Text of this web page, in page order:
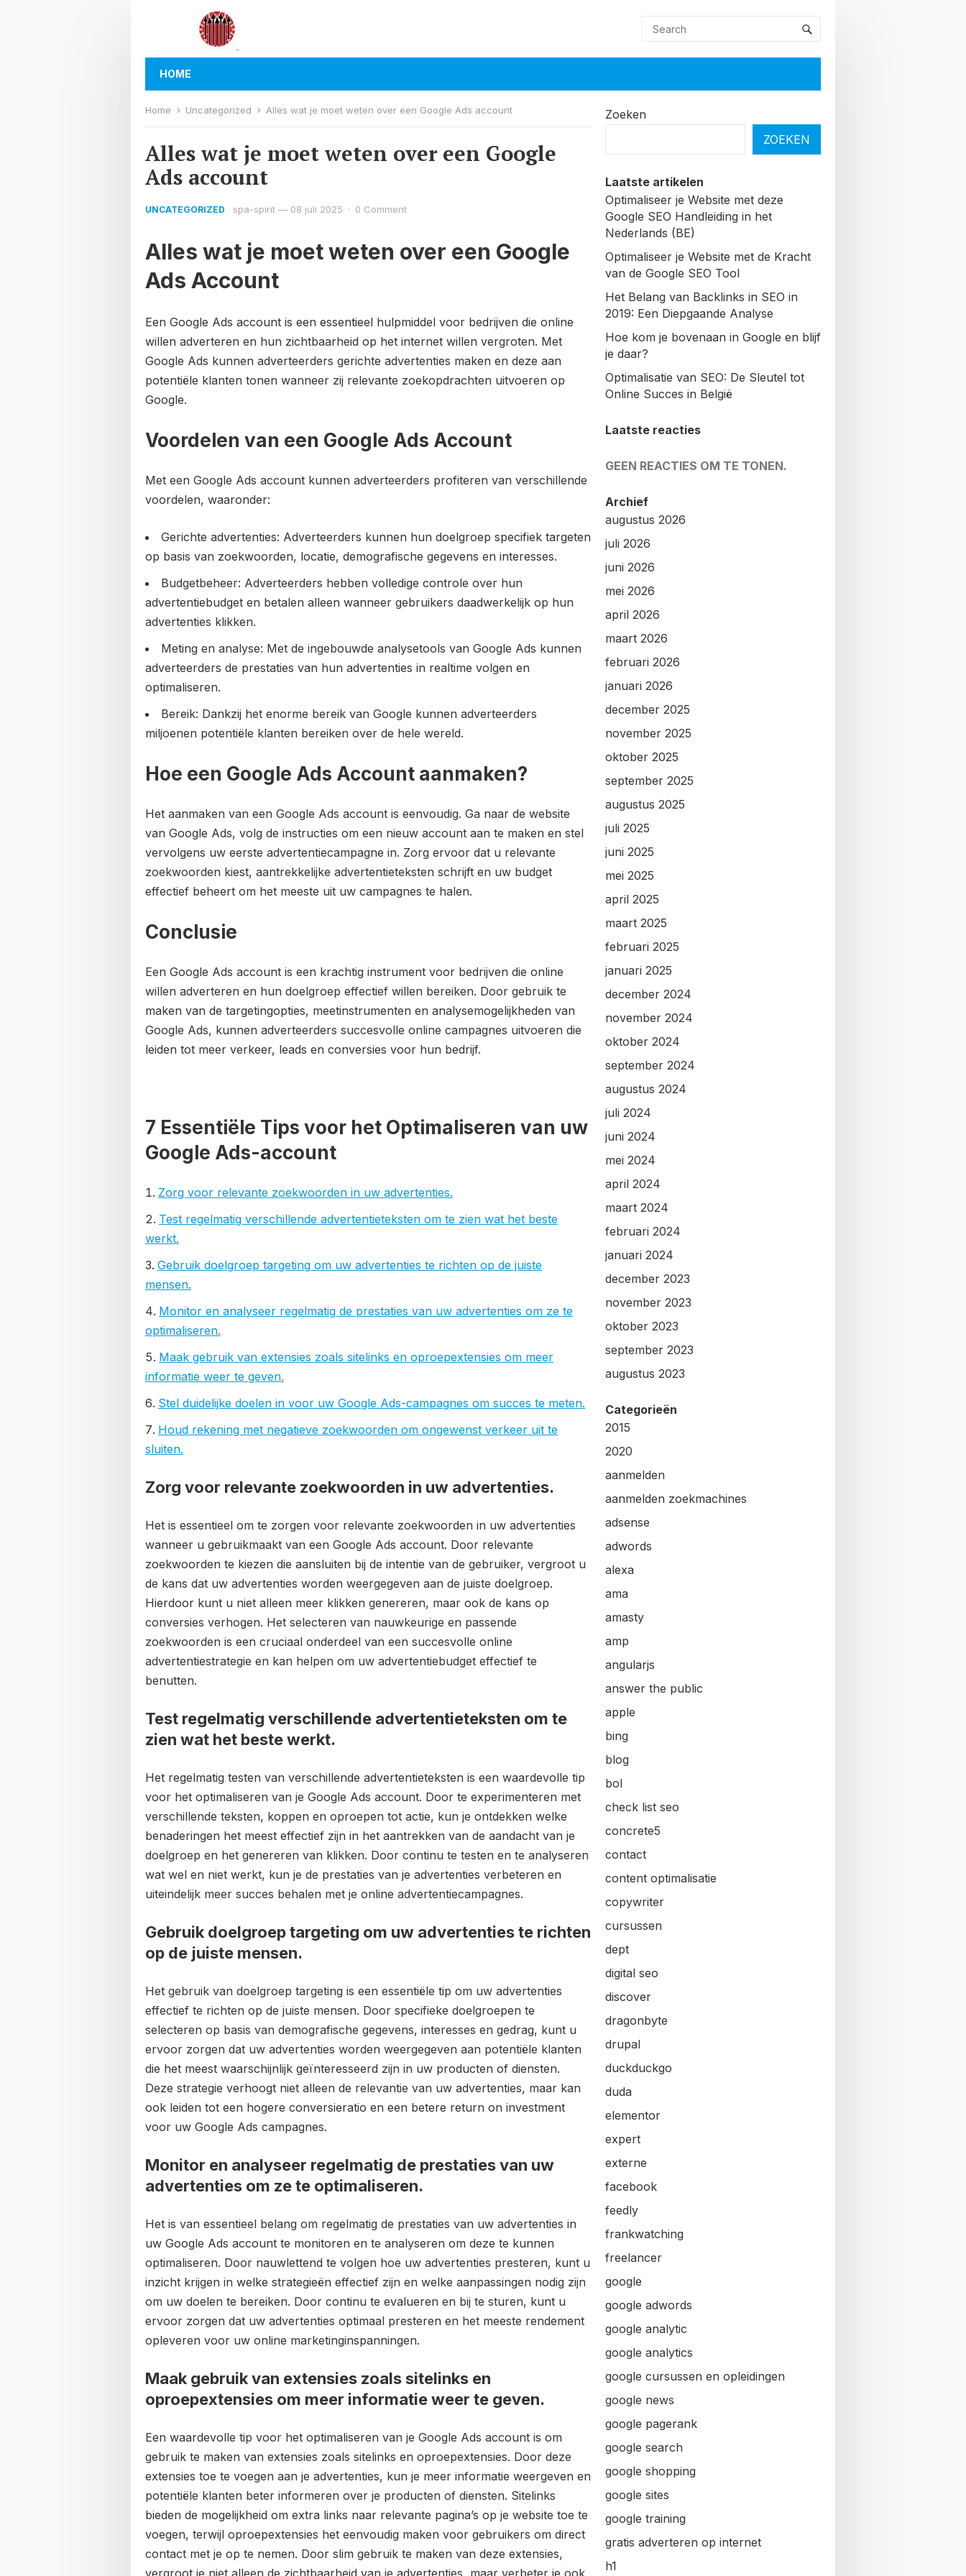
HOME
Home Uncategorized Alles wat je moet weten over een Google Ads account
Alles wat je moet weten over een Google
Ads account
UNCATEGORIZED spa-spirit — 08 juli 2025 · 0 Comment
Alles wat je moet weten over een Google
Ads Account
Een Google Ads account is een essentieel hulpmiddel voor bedrijven die online
willen adverteren en hun zichtbaarheid op het internet willen vergroten. Met
Google Ads kunnen adverteerders gerichte advertenties maken en deze aan
potentiële klanten tonen wanneer zij relevante zoekopdrachten uitvoeren op
Google.
Voordelen van een Google Ads Account
Met een Google Ads account kunnen adverteerders profiteren van verschillende
voordelen, waaronder:
Gerichte advertenties: Adverteerders kunnen hun doelgroep specifiek targeten
op basis van zoekwoorden, locatie, demografische gegevens en interesses.
Budgetbeheer: Adverteerders hebben volledige controle over hun
advertentiebudget en betalen alleen wanneer gebruikers daadwerkelijk op hun
advertenties klikken.
Meting en analyse: Met de ingebouwde analysetools van Google Ads kunnen
adverteerders de prestaties van hun advertenties in realtime volgen en
optimaliseren.
Bereik: Dankzij het enorme bereik van Google kunnen adverteerders
miljoenen potentiële klanten bereiken over de hele wereld.
Hoe een Google Ads Account aanmaken?
Het aanmaken van een Google Ads account is eenvoudig. Ga naar de website
van Google Ads, volg de instructies om een nieuw account aan te maken en stel
vervolgens uw eerste advertentiecampagne in. Zorg ervoor dat u relevante
zoekwoorden kiest, aantrekkelijke advertentieteksten schrijft en uw budget
effectief beheert om het meeste uit uw campagnes te halen.
Conclusie
Een Google Ads account is een krachtig instrument voor bedrijven die online
willen adverteren en hun doelgroep effectief willen bereiken. Door gebruik te
maken van de targetingopties, meetinstrumenten en analysemogelijkheden van
Google Ads, kunnen adverteerders succesvolle online campagnes uitvoeren die
leiden tot meer verkeer, leads en conversies voor hun bedrijf.
7 Essentiële Tips voor het Optimaliseren van uw
Google Ads-account
Zorg voor relevante zoekwoorden in uw advertenties.
Test regelmatig verschillende advertentieteksten om te zien wat het beste
werkt.
Gebruik doelgroep targeting om uw advertenties te richten op de juiste
mensen.
Monitor en analyseer regelmatig de prestaties van uw advertenties om ze te
optimaliseren.
Maak gebruik van extensies zoals sitelinks en oproepextensies om meer
informatie weer te geven.
Stel duidelijke doelen in voor uw Google Ads-campagnes om succes te meten.
Houd rekening met negatieve zoekwoorden om ongewenst verkeer uit te
sluiten.
Zorg voor relevante zoekwoorden in uw advertenties.
Het is essentieel om te zorgen voor relevante zoekwoorden in uw advertenties
wanneer u gebruikmaakt van een Google Ads account. Door relevante
zoekwoorden te kiezen die aansluiten bij de intentie van de gebruiker, vergroot u
de kans dat uw advertenties worden weergegeven aan de juiste doelgroep.
Hierdoor kunt u niet alleen meer klikken genereren, maar ook de kans op
conversies verhogen. Het selecteren van nauwkeurige en passende
zoekwoorden is een cruciaal onderdeel van een succesvolle online
advertentiestrategie en kan helpen om uw advertentiebudget effectief te
benutten.
Test regelmatig verschillende advertentieteksten om te
zien wat het beste werkt.
Het regelmatig testen van verschillende advertentieteksten is een waardevolle tip
voor het optimaliseren van je Google Ads account. Door te experimenteren met
verschillende teksten, koppen en oproepen tot actie, kun je ontdekken welke
benaderingen het meest effectief zijn in het aantrekken van de aandacht van je
doelgroep en het genereren van klikken. Door continu te testen en te analyseren
wat wel en niet werkt, kun je de prestaties van je advertenties verbeteren en
uiteindelijk meer succes behalen met je online advertentiecampagnes.
Gebruik doelgroep targeting om uw advertenties te richten
op de juiste mensen.
Het gebruik van doelgroep targeting is een essentiële tip om uw advertenties
effectief te richten op de juiste mensen. Door specifieke doelgroepen te
selecteren op basis van demografische gegevens, interesses en gedrag, kunt u
ervoor zorgen dat uw advertenties worden weergegeven aan potentiële klanten
die het meest waarschijnlijk geïnteresseerd zijn in uw producten of diensten.
Deze strategie verhoogt niet alleen de relevantie van uw advertenties, maar kan
ook leiden tot een hogere conversieratio en een betere return on investment
voor uw Google Ads campagnes.
Monitor en analyseer regelmatig de prestaties van uw
advertenties om ze te optimaliseren.
Het is van essentieel belang om regelmatig de prestaties van uw advertenties in
uw Google Ads account te monitoren en te analyseren om deze te kunnen
optimaliseren. Door nauwlettend te volgen hoe uw advertenties presteren, kunt u
inzicht krijgen in welke strategieën effectief zijn en welke aanpassingen nodig zijn
om uw doelen te bereiken. Door continu te evalueren en bij te sturen, kunt u
ervoor zorgen dat uw advertenties optimaal presteren en het meeste rendement
opleveren voor uw online marketinginspanningen.
Maak gebruik van extensies zoals sitelinks en
oproepextensies om meer informatie weer te geven.
Een waardevolle tip voor het optimaliseren van je Google Ads account is om
gebruik te maken van extensies zoals sitelinks en oproepextensies. Door deze
extensies toe te voegen aan je advertenties, kun je meer informatie weergeven en
potentiële klanten beter informeren over je producten of diensten. Sitelinks
bieden de mogelijkheid om extra links naar relevante pagina’s op je website toe te
voegen, terwijl oproepextensies het eenvoudig maken voor gebruikers om direct
contact met je op te nemen. Door slim gebruik te maken van deze extensies,
vergroot je niet alleen de zichtbaarheid van je advertenties, maar verbeter je ook
Zoeken
ZOEKEN
Laatste artikelen
Optimaliseer je Website met deze
Google SEO Handleiding in het
Nederlands (BE)
Optimaliseer je Website met de Kracht
van de Google SEO Tool
Het Belang van Backlinks in SEO in
2019: Een Diepgaande Analyse
Hoe kom je bovenaan in Google en blijf
je daar?
Optimalisatie van SEO: De Sleutel tot
Online Succes in België
Laatste reacties
GEEN REACTIES OM TE TONEN.
Archief
augustus 2026
juli 2026
juni 2026
mei 2026
april 2026
maart 2026
februari 2026
januari 2026
december 2025
november 2025
oktober 2025
september 2025
augustus 2025
juli 2025
juni 2025
mei 2025
april 2025
maart 2025
februari 2025
januari 2025
december 2024
november 2024
oktober 2024
september 2024
augustus 2024
juli 2024
juni 2024
mei 2024
april 2024
maart 2024
februari 2024
januari 2024
december 2023
november 2023
oktober 2023
september 2023
augustus 2023
Categorieën
2015
2020
aanmelden
aanmelden zoekmachines
adsense
adwords
alexa
ama
amasty
amp
angularjs
answer the public
apple
bing
blog
bol
check list seo
concrete5
contact
content optimalisatie
copywriter
cursussen
dept
digital seo
discover
dragonbyte
drupal
duckduckgo
duda
elementor
expert
externe
facebook
feedly
frankwatching
freelancer
google
google adwords
google analytic
google analytics
google cursussen en opleidingen
google news
google pagerank
google search
google shopping
google sites
google training
gratis adverteren op internet
h1